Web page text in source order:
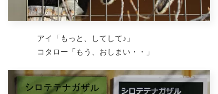
アイ「もっと、してして♪」
コタロー「もう、おしまい・・」